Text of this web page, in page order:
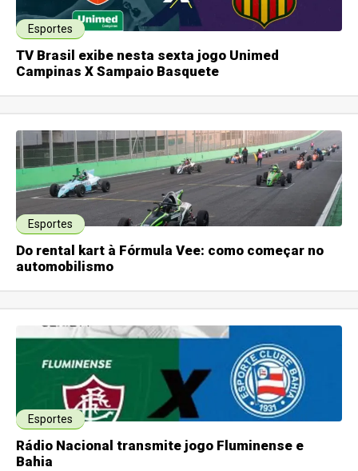
Esportes
TV Brasil exibe nesta sexta jogo Unimed
Campinas X Sampaio Basquete
Esportes
Do rental kart à Fórmula Vee: como começar no
automobilismo
Esportes
Rádio Nacional transmite jogo Fluminense e
Bahia